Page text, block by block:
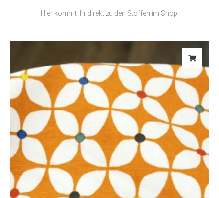
Hier kommt ihr direkt zu den Stoffen im Shop: